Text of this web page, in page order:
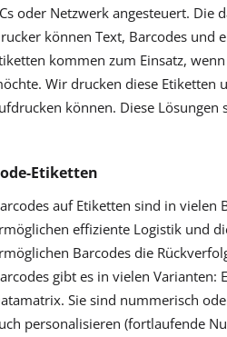
oder Netzwerk angesteuert.
können Text, Barcodes und
kommen zum Einsatz,
Wir drucken diese Etiketten
können. Diese
Etiketten
auf Etiketten sind in vielen
effiziente Logistik und
Barcodes die
gibt es in vielen Varianten:
Sie sind nummerisch
personalisieren (fortlaufende